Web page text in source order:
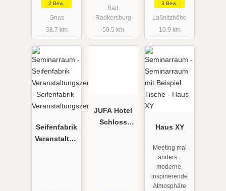
2 Bew.
Gnas
38.7 km
Bad
Radkersburg
59.5 km
3 Bew.
Laßnitzhöhe
10.9 km
Seifenfabrik
Veranstaltun
JUFA Hotel
Schloss
Haus XY
Meeting mal
anders...
moderne,
inspirierende
Atmosphäre